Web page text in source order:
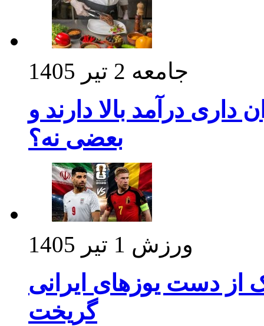
جامعه 2 تیر 1405
درآمد بالا دارند و
بعضی نه؟
ورزش 1 تیر 1405
از دست یوزهای ایرانی
گریخت